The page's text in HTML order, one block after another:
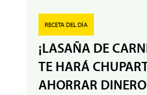
RECETA DEL DÍA
¡LASAÑA DE
TE HARÁ
AHORRAR